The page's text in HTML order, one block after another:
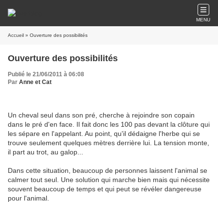
MENU
Accueil » Ouverture des possibilités
Ouverture des possibilités
Publié le 21/06/2011 à 06:08
Par Anne et Cat
Un cheval seul dans son pré, cherche à rejoindre son copain
dans le pré d'en face. Il fait donc les 100 pas devant la clôture qui
les sépare en l'appelant. Au point, qu'il dédaigne l'herbe qui se
trouve seulement quelques mètres derrière lui. La tension monte,
il part au trot, au galop...
Dans cette situation, beaucoup de personnes laissent l'animal se
calmer tout seul. Une solution qui marche bien mais qui nécessite
souvent beaucoup de temps et qui peut se révéler dangereuse
pour l'animal.